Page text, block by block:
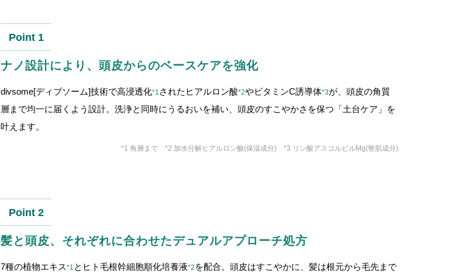
Point 1
ナノ設計により、頭皮からのベースケアを強化
divsome[ディブソーム]技術で高浸透化*1 されたヒアルロン酸*2やビタミンC誘導体*3が、頭皮の角質
層まで均一に届くよう設計。洗浄と同時にうるおいを補い、頭皮のすこやかさを保つ「土台ケア」を
叶えます。
*1 角層まで *2 加水分解ヒアルロン酸(保湿成分) *3 リン酸アスコルビルMg(整肌成分)
Point 2
髪と頭皮、それぞれに合わせたデュアルアプローチ処方
7種の植物エキス*1 とヒト毛根幹細胞順化培養液*2 を配合。頭皮はすこやかに、髪は根元から毛先まで